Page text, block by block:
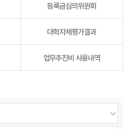
등록금심의위원회
대학자체평가결과
업무추진비 사용내역